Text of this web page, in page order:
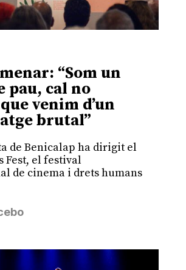
“Som un
pau, cal no
venim d’un
brutal”
de Benicalap ha dirigit el
Fest, el festival
de cinema i drets humans